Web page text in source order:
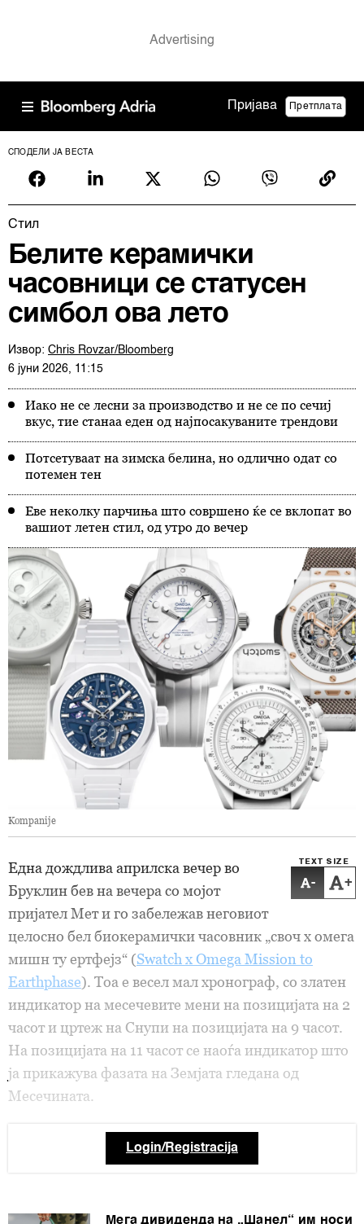
Пријава Претплата
СПОДЕЛИ ЈА ВЕСТА
Cтил
Белите керамички
часовници се статусен
симбол ова лето
Извор: Chris Rovzar/Bloomberg
6 јуни 2026, 11:15
Иако не се лесни за производство и не се по сечиј
вкус, тие станаа еден од најпосакуваните трендови
Потсетуваат на зимска белина, но одлично одат со
потемен тен
Еве неколку парчиња што совршено ќе се вклопат во
вашиот летен стил, од утро до вечер
Kompanije
TEXT SIZE
- +
Една дождлива априлска вечер во
Бруклин бев на вечера со мојот
пријател Мет и го забележав неговиот
целосно бел биокерамички часовник „своч x oмега
мишн ту ертфејз“ (Swatch x Omega Mission to
Earthphase). Тоа е весел мал хронограф, со златен
индикатор на месечевите мени на позицијата на 2
часот и цртеж на Снупи на позицијата на 9 часот.
На позицијата на 11 часот се наоѓа индикатор што
ја прикажува фазата на Земјата гледана од
Месечината.
Login/Registracija
Мега дивиденда на „Шанел“ им носи